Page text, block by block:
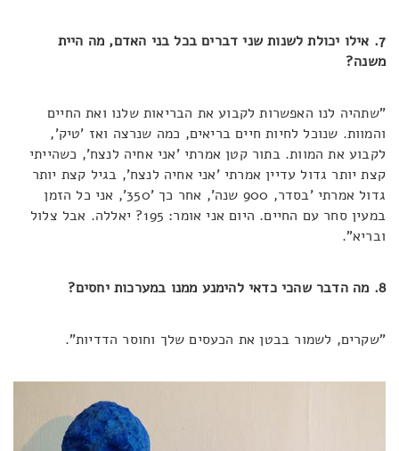
7. אילו יכולת לשנות שני דברים בכל בני האדם, מה היית
משנה?
"שתהיה לנו האפשרות לקבוע את הבריאות שלנו ואת החיים
והמוות. שנוכל לחיות חיים בריאים, כמה שנרצה ואז 'טיק',
לקבוע את המוות. בתור קטן אמרתי 'אני אחיה לנצח', כשהייתי
קצת יותר גדול עדיין אמרתי 'אני אחיה לנצח', בגיל קצת יותר
גדול אמרתי 'בסדר, 900 שנה', אחר כך '350', אני כל הזמן
במעין סחר עם החיים. היום אני אומר: 195? יאללה. אבל צלול
ובריא".
8. מה הדבר שהכי כדאי להימנע ממנו במערכות יחסים?
"שקרים, לשמור בבטן את הכעסים שלך וחוסר הדדיות".